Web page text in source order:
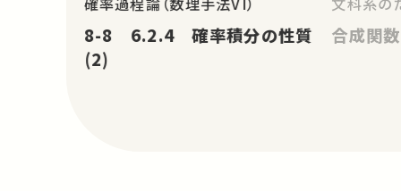
8-8 6.2.4 確率積分の性質
(2)
合成関